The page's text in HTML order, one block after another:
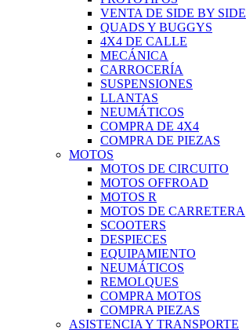
VENTA DE SIDE BY SIDE
QUADS Y BUGGYS
4X4 DE CALLE
MECÁNICA
CARROCERÍA
SUSPENSIONES
LLANTAS
NEUMÁTICOS
COMPRA DE 4X4
COMPRA DE PIEZAS
MOTOS
MOTOS DE CIRCUITO
MOTOS OFFROAD
MOTOS R
MOTOS DE CARRETERA
SCOOTERS
DESPIECES
EQUIPAMIENTO
NEUMÁTICOS
REMOLQUES
COMPRA MOTOS
COMPRA PIEZAS
ASISTENCIA Y TRANSPORTE